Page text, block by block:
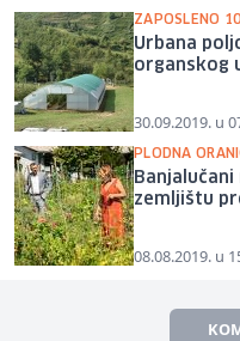
ZAPOSLENO
Urbana
organskog
30.09.2019. u
PLODNA
zemljištu
08.08.2019. u